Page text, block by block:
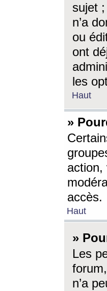
sujet
n’a
ou
ont
les
Haut
»
action,
accès.
Haut
»
Les
n’a